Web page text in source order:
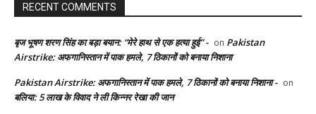
RECENT COMMENTS
बृज भूषण शरण सिंह का बड़ा बयान: “मेरे हाथ से एक हत्या हुई” - on Pakistan
Airstrike: अफगानिस्तान में पाक हमले, 7 ठिकानों को बनाया निशाना
Pakistan Airstrike: अफगानिस्तान में पाक हमले, 7 ठिकानों को बनाया निशाना - on
बलिया: 5 लाख के विवाद ने ली किन्नर रेखा की जान